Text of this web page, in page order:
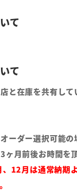
と在庫を共有し
ーダー選択可能の
ヶ月前後お時間を
、12月は通常納期